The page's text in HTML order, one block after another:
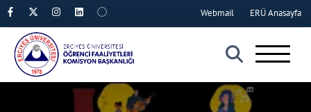
×
Webmail ERÜ Anasayfa